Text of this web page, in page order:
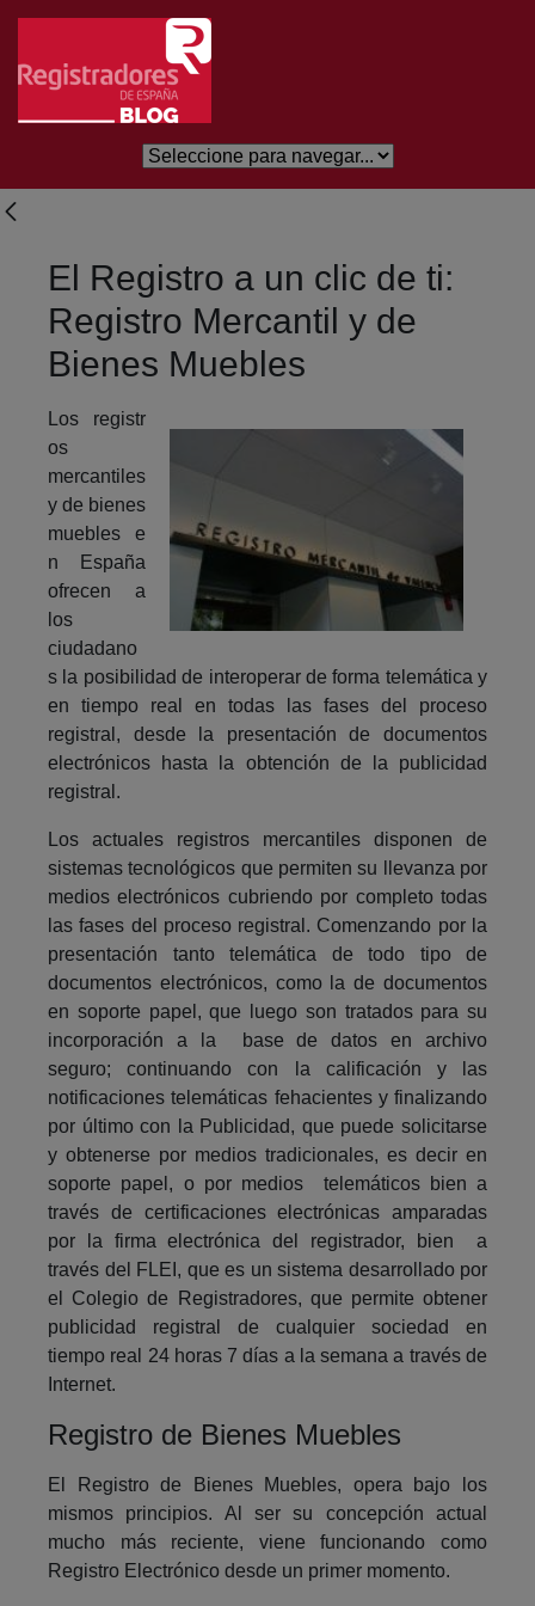
Eduki nagusira joan
El Registro a un clic de ti:
Registro Mercantil y de
Bienes Muebles
Los registr
os
mercantiles
y de bienes
muebles e
n España
ofrecen a
los
ciudadano
s la posibilidad de interoperar de forma telemática y
en tiempo real en todas las fases del proceso
registral, desde la presentación de documentos
electrónicos hasta la obtención de la publicidad
registral.
Los actuales registros mercantiles disponen de
sistemas tecnológicos que permiten su llevanza por
medios electrónicos cubriendo por completo todas
las fases del proceso registral. Comenzando por la
presentación tanto telemática de todo tipo de
documentos electrónicos, como la de documentos
en soporte papel, que luego son tratados para su
incorporación a la base de datos en archivo
seguro; continuando con la calificación y las
notificaciones telemáticas fehacientes y finalizando
por último con la Publicidad, que puede solicitarse
y obtenerse por medios tradicionales, es decir en
soporte papel, o por medios telemáticos bien a
través de certificaciones electrónicas amparadas
por la firma electrónica del registrador, bien a
través del FLEI, que es un sistema desarrollado por
el Colegio de Registradores, que permite obtener
publicidad registral de cualquier sociedad en
tiempo real 24 horas 7 días a la semana a través de
Internet.
Registro de Bienes Muebles
El Registro de Bienes Muebles, opera bajo los
mismos principios. Al ser su concepción actual
mucho más reciente, viene funcionando como
Registro Electrónico desde un primer momento.